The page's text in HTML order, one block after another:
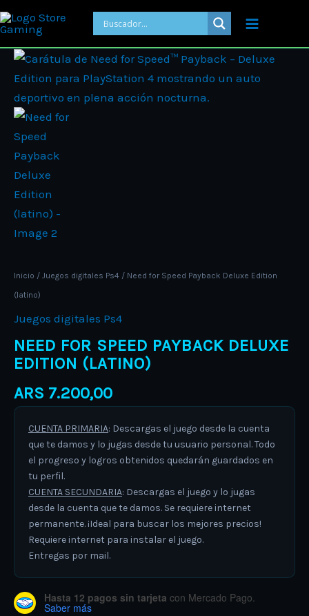
Ir
al
contenido
Inicio / Juegos digitales Ps4 / Need for Speed Payback Deluxe Edition
(latino)
Juegos digitales Ps4
NEED FOR SPEED PAYBACK DELUXE
EDITION (LATINO)
ARS 7.200,00
CUENTA PRIMARIA: Descargas el juego desde la cuenta
que te damos y lo jugas desde tu usuario personal. Todo
el progreso y logros obtenidos quedarán guardados en
tu perfil.
CUENTA SECUNDARIA: Descargas el juego y lo jugas
desde la cuenta que te damos. Se requiere internet
permanente. ¡Ideal para buscar los mejores precios!
Requiere internet para instalar el juego.
Entregas por mail.
Hasta 12 pagos sin tarjeta con Mercado Pago.
Saber más
Need
for
Speed
Payback
Deluxe
Edition
(latino)
cantidad